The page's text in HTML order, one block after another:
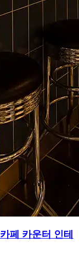
페 카운터 인테